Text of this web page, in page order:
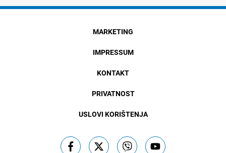
MARKETING
IMPRESSUM
KONTAKT
PRIVATNOST
USLOVI KORIŠTENJA